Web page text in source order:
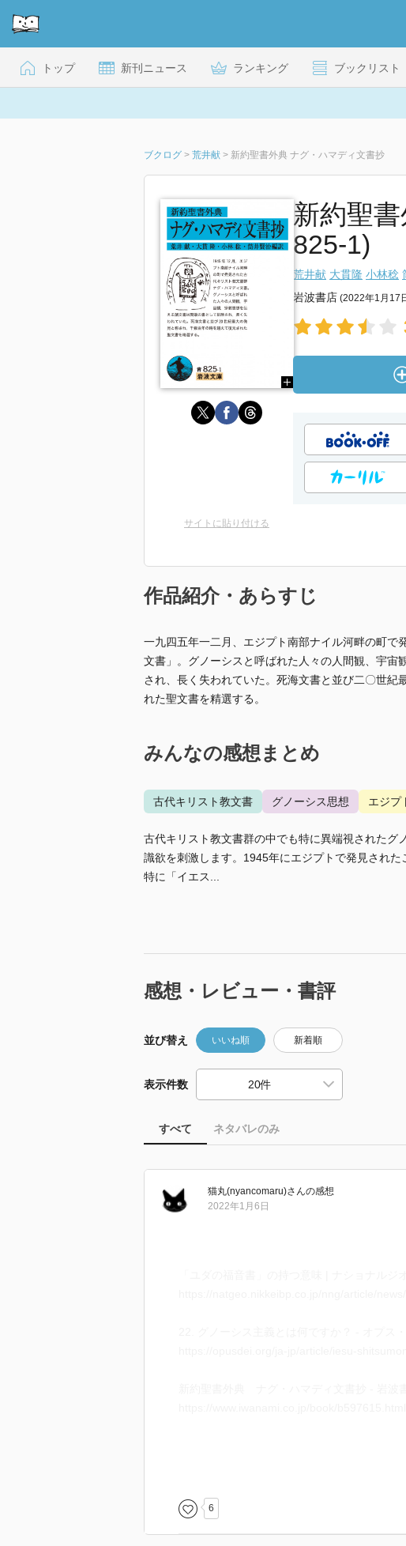
トップ 新刊ニュース ランキング ブックリスト
ブクログ > 荒井献 > 新約聖書外典 ナグ・ハマディ文書抄
新約聖
825-1)
荒井献 大貫隆 小林稔
岩波書店 (2022年1月17
サイトに貼り付ける
作品紹介・あらすじ
一九四五年一二月、エジプト南部ナイル河畔の町で
文書」。グノーシスと呼ばれた人々の人間観、宇宙
され、長く失われていた。死海文書と並び二〇世紀
れた聖文書を精選する。
みんなの感想まとめ
古代キリスト教文書 グノーシス思想 エジプ
古代キリスト教文書群の中でも特に異端視されたグ
識欲を刺激します。1945年にエジプトで発見された
特に「イエス...
感想・レビュー・書評
並び替え いいね順 新着順
表示件数
すべて ネタバレのみ
猫丸(nyancomaru)さんの感想
2022年1月6日
6